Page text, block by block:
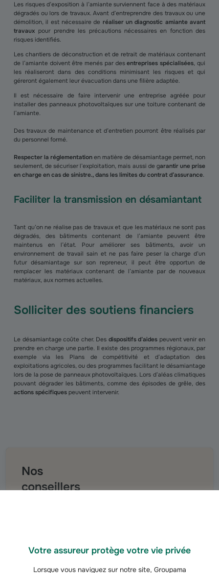
Votre assureur protège votre vie privée
Lorsque vous naviguez sur notre site, Groupama
Les risques d’exposition à l’amiante surviennent face à des matériaux
dégradés ou lors de travaux. Avant d’entreprendre des travaux ou une
démolition, il est nécessaire de réaliser un diagnostic amiante avant
travaux pour prendre les précautions nécessaires en fonction des
risques identifiés.
Les chantiers de déconstruction et de retrait de matériaux contenant
de l’amiante doivent être menés par desentreprises spécialisées, qui
les réaliseront dans des conditions minimisant les risques et qui
géreront également leur évacuation dans une filière adaptée.
Il est nécessaire de faire intervenir une entreprise agréée pour
installer des panneaux photovoltaïques sur une toiture contenant de
l’amiante.
Des travaux de maintenance et d’entretien pourront être réalisés par
du personnel formé.
Respecter la réglementationen matière de désamiantage permet, non
seulement, de sécuriser l’exploitation, mais aussi de garantir une prise
en charge en cas de sinistre., dans les limites du contrat d’assurance.
Faciliter la transmission en désamiantant
Tant qu’on ne réalise pas de travaux et que les matériaux ne sont pas
dégradés, des bâtiments contenant de l’amiante peuvent être
maintenus en l’état. Pour améliorer ses bâtiments, avoir un
environnement de travail sain et ne pas faire peser la charge d’un
futur désamiantage sur son repreneur, il peut être opportun de
remplacer les matériaux contenant de l’amiante par de nouveaux
matériaux, aux normes actuelles.
Solliciter des soutiens financiers
Le désamiantage coûte cher. Des dispositifs d’aides peuvent venir en
prendre en charge une partie. Il existe des programmes régionaux, par
exemple via les Plans de compétitivité et d’adaptation des
exploitations agricoles, ou des programmes facilitant le désamiantage
lors de la pose de panneaux photovoltaïques. Lors d’aléas climatiques
pouvant dégrader les bâtiments, comme des épisodes de grêle, des
actions spécifiques peuvent intervenir.
Nos
conseillers